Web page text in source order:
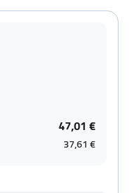
47,01 €
37,61 €